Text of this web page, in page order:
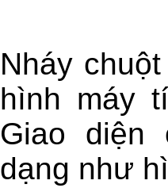
Nháy
hình máy
Giao diện
dạng như